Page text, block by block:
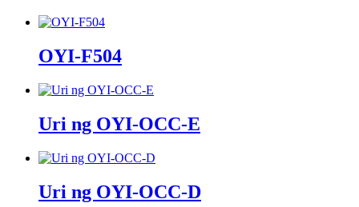
OYI-F504
Uri ng OYI-OCC-E
Uri ng OYI-OCC-D